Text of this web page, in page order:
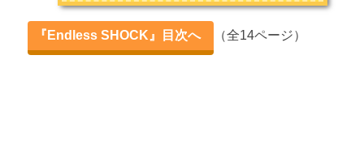
『Endless SHOCK』目次へ （全14ページ）